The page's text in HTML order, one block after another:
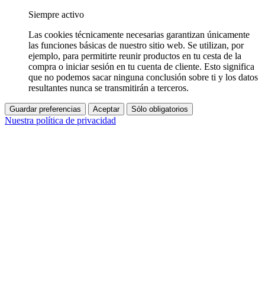
Siempre activo
Las cookies técnicamente necesarias garantizan únicamente
las funciones básicas de nuestro sitio web. Se utilizan, por
ejemplo, para permitirte reunir productos en tu cesta de la
compra o iniciar sesión en tu cuenta de cliente. Esto significa
que no podemos sacar ninguna conclusión sobre ti y los datos
resultantes nunca se transmitirán a terceros.
Guardar preferencias Aceptar Sólo obligatorios
Nuestra política de privacidad